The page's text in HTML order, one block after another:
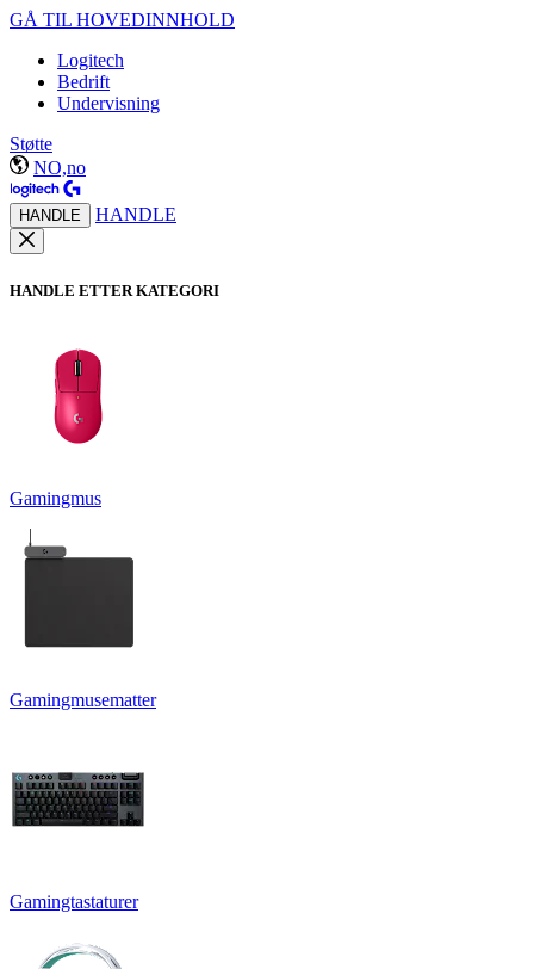
GÅ TIL HOVEDINNHOLD
Logitech
Bedrift
Undervisning
Støtte
NO,no
HANDLE HANDLE
HANDLE ETTER KATEGORI
Gamingmus
Gamingmusematter
Gamingtastaturer